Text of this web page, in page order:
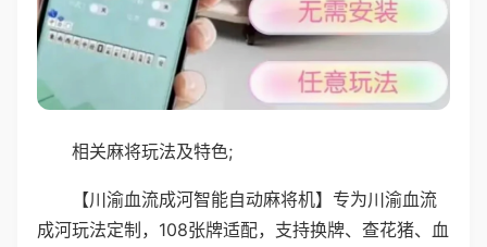
相关麻将玩法及特色;
【川渝血流成河智能自动麻将机】专为川渝血流
成河玩法定制，108张牌适配，支持换牌、查花猪、血